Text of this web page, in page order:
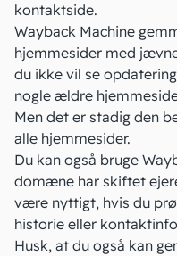
kontaktside.
Wayback Machine
hjemmesider med
du ikke vil se
nogle ældre
Men det er stadig den
alle hjemmesider.
Du kan også bruge
domæne har skiftet
være nyttigt, hvis du
historie eller
Husk, at du også kan